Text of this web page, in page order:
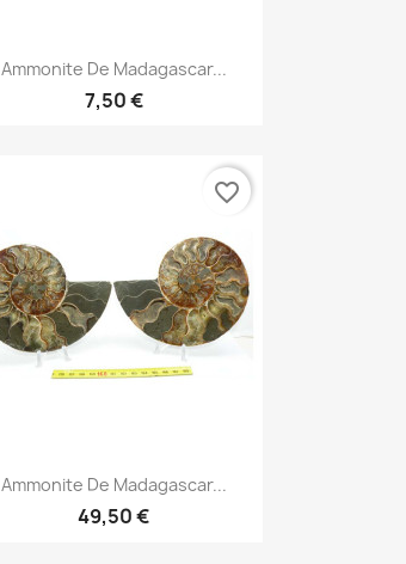
Aperçu rapide
Ammonite De Madagascar...
7,50 €
Aperçu rapide
Ammonite De Madagascar...
49,50 €
favorite_border